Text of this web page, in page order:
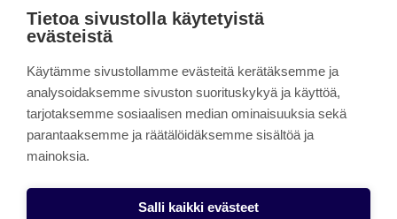
päättynyt 11.9.2023.
About the site
Käyttöehdot
Saavutettavuusseloste
Tietoa sivustolla käytetyistä
evästeistä
Käytämme sivustollamme evästeitä kerätäksemme ja
analysoidaksemme sivuston suorituskykyä ja käyttöä,
tarjotaksemme sosiaalisen median ominaisuuksia sekä
parantaaksemme ja räätälöidäksemme sisältöä ja
mainoksia.
Salli kaikki evästeet